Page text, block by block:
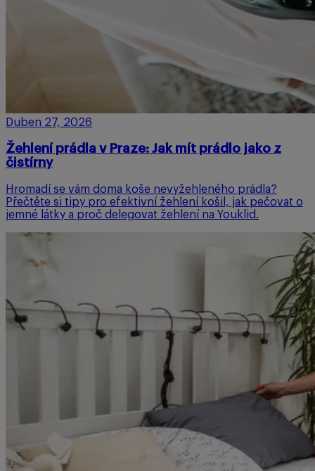
Duben 27, 2026
Žehlení prádla v Praze: Jak mít prádlo jako z
čistírny
Hromadí se vám doma koše nevyžehleného prádla?
Přečtěte si tipy pro efektivní žehlení košil, jak pečovat o
jemné látky a proč delegovat žehlení na Youklid.